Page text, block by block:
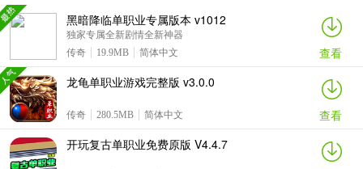
黑暗降临单职业专属版本 v1012
独家专属全新剧情全新神器
传奇
19.9MB 简体中文
查看
龙龟单职业游戏完整版 v3.0.0
传奇 280.5MB 简体中文
查看
开玩复古单职业免费原版 V4.4.7